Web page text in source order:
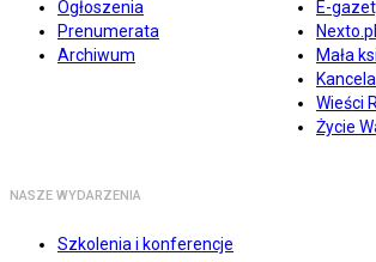
Ogłoszenia
Prenumerata
Archiwum
E-
Nexto.pl
Mała
Wieści
Życie
NASZE WYDARZENIA
Szkolenia i konferencje